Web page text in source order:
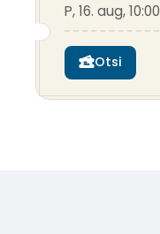
P, 16. aug, 10:00
Otsi